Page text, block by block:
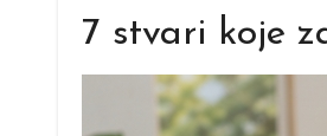
7 stvari koje